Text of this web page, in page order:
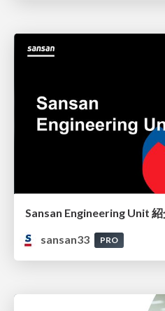
Sansan Engineering Unit
sansan33
PRO